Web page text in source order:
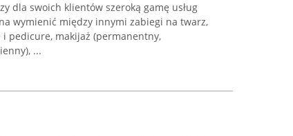
dla swoich klientów szeroką gamę usług
wymienić między innymi zabiegi na twarz,
pedicure, makijaż (permanentny,
...